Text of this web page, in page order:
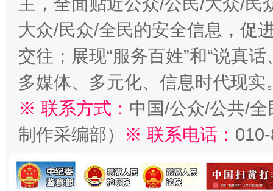
大众/民众/全民的安全信息，促
交往；展现“服务百姓”和“说真
多媒体、多元化、信息时代现实
※ 联系方式： 中国/公众/公共/
制作采编部）
※ 联系电话：